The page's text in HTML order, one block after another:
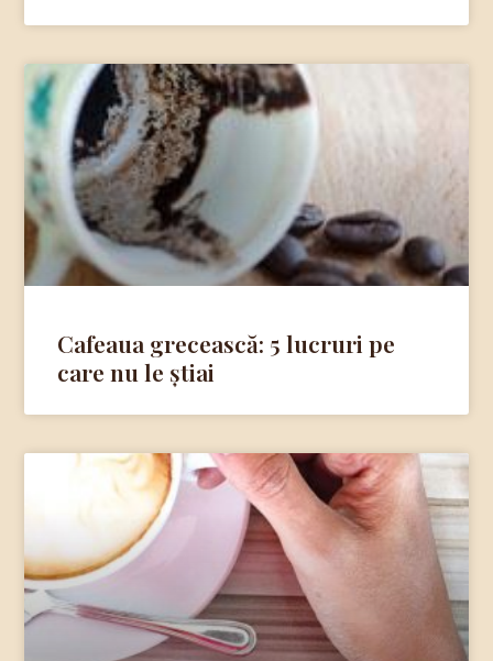
Cafeaua grecească: 5 lucruri pe
care nu le știai